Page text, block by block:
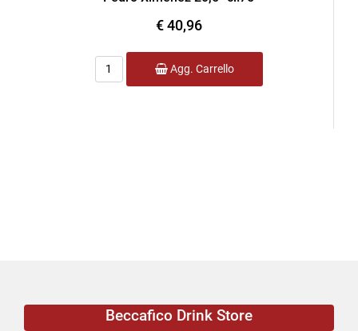
€ 40,96
Quantità
Agg. Carrello
Beccafico Drink Store